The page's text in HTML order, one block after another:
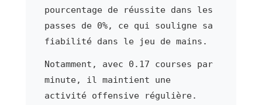
pourcentage de réussite dans les
passes de 0%, ce qui souligne sa
fiabilité dans le jeu de mains.
Notamment, avec 0.17 courses par
minute, il maintient une
activité offensive régulière.